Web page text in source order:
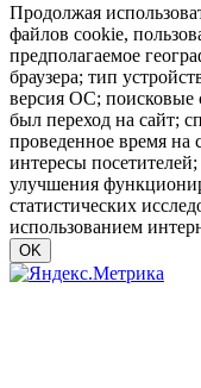
Продолжая
файлов cookie,
предполагаемое
браузера; тип
версия ОС; поисковые
был переход на сайт;
проведенное время на
интересы
улучшения
статистических
использованием
OK